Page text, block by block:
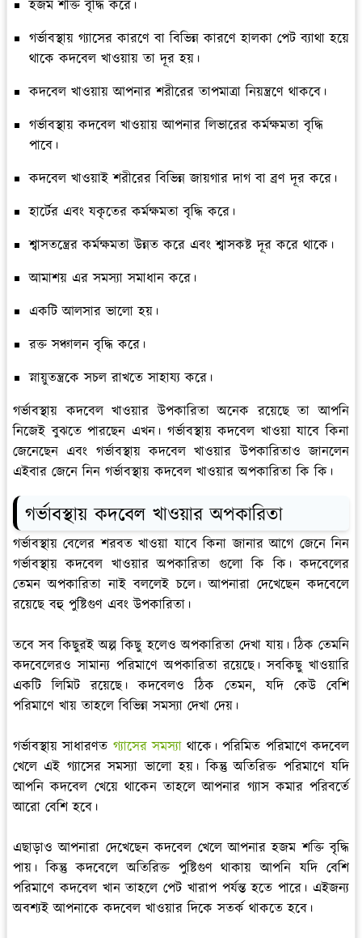
হজম শক্তি বৃদ্ধি করে।
গর্ভাবস্থায় গ্যাসের কারণে বা বিভিন্ন কারণে হালকা পেট ব্যাথা হয়ে
থাকে কদবেল খাওয়ায় তা দূর হয়।
কদবেল খাওয়ায় আপনার শরীরের তাপমাত্রা নিয়ন্ত্রণে থাকবে।
গর্ভাবস্থায় কদবেল খাওয়ায় আপনার লিভারের কর্মক্ষমতা বৃদ্ধি
পাবে।
কদবেল খাওয়াই শরীরের বিভিন্ন জায়গার দাগ বা ব্রণ দূর করে।
হার্টের এবং যকৃতের কর্মক্ষমতা বৃদ্ধি করে।
শ্বাসতন্ত্রের কর্মক্ষমতা উন্নত করে এবং শ্বাসকষ্ট দূর করে থাকে।
আমাশয় এর সমস্যা সমাধান করে।
একটি আলসার ভালো হয়।
রক্ত সঞ্চালন বৃদ্ধি করে।
স্নায়ুতন্ত্রকে সচল রাখতে সাহায্য করে।
গর্ভাবস্থায় কদবেল খাওয়ার উপকারিতা অনেক রয়েছে তা আপনি
নিজেই বুঝতে পারছেন এখন। গর্ভাবস্থায় কদবেল খাওয়া যাবে কিনা
জেনেছেন এবং গর্ভাবস্থায় কদবেল খাওয়ার উপকারিতাও জানলেন
এইবার জেনে নিন গর্ভাবস্থায় কদবেল খাওয়ার অপকারিতা কি কি।
গর্ভাবস্থায় কদবেল খাওয়ার অপকারিতা
গর্ভাবস্থায় বেলের শরবত খাওয়া যাবে কিনা জানার আগে জেনে নিন
গর্ভাবস্থায় কদবেল খাওয়ার অপকারিতা গুলো কি কি। কদবেলের
তেমন অপকারিতা নাই বললেই চলে। আপনারা দেখেছেন কদবেলে
রয়েছে বহু পুষ্টিগুণ এবং উপকারিতা।
তবে সব কিছুরই অল্প কিছু হলেও অপকারিতা দেখা যায়। ঠিক তেমনি
কদবেলেরও সামান্য পরিমাণে অপকারিতা রয়েছে। সবকিছু খাওয়ারি
একটি লিমিট রয়েছে। কদবেলও ঠিক তেমন, যদি কেউ বেশি
পরিমাণে খায় তাহলে বিভিন্ন সমস্যা দেখা দেয়।
গর্ভাবস্থায় সাধারণত গ্যাসের সমস্যাথাকে। পরিমিত পরিমাণে কদবেল
খেলে এই গ্যাসের সমস্যা ভালো হয়। কিন্তু অতিরিক্ত পরিমাণে যদি
আপনি কদবেল খেয়ে থাকেন তাহলে আপনার গ্যাস কমার পরিবর্তে
আরো বেশি হবে।
এছাড়াও আপনারা দেখেছেন কদবেল খেলে আপনার হজম শক্তি বৃদ্ধি
পায়। কিন্তু কদবেলে অতিরিক্ত পুষ্টিগুণ থাকায় আপনি যদি বেশি
পরিমাণে কদবেল খান তাহলে পেট খারাপ পর্যন্ত হতে পারে। এইজন্য
অবশ্যই আপনাকে কদবেল খাওয়ার দিকে সতর্ক থাকতে হবে।